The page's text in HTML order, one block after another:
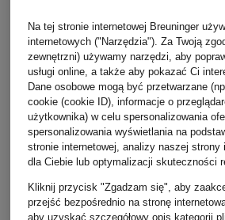
CAMBIO
CATNOIR
CIRCOLO
Na tej stronie internetowej Breuninger
internetowych ("Narzędzia"). Za Twoją
zewnętrzni) używamy narzędzi, aby
usługi online, a także aby pokazać Ci
Dane osobowe mogą być przetwarzane
cookie (cookie ID), informacje o
użytkownika) w celu spersonalizowania
spersonalizowania wyświetlania na
stronie internetowej, analizy naszej
dla Ciebie lub optymalizacji skuteczności
Kliknij przycisk "Zgadzam się", aby
przejść bezpośrednio na stronę
aby uzyskać szczegółowy opis kategorii